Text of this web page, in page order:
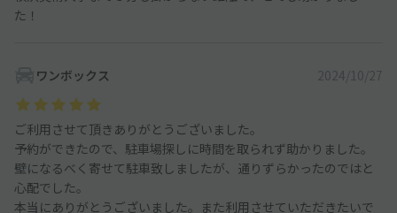
た！
ワンボックス 2024/10/27
ご利用させて頂きありがとうございました。
予約ができたので、駐車場探しに時間を取られず助かりました。
壁になるべく寄せて駐車致しましたが、通りずらかったのではと
心配でした。
本当にありがとうございました。また利用させていただきたいで